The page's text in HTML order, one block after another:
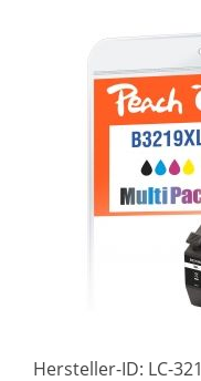
Hersteller-ID: LC-